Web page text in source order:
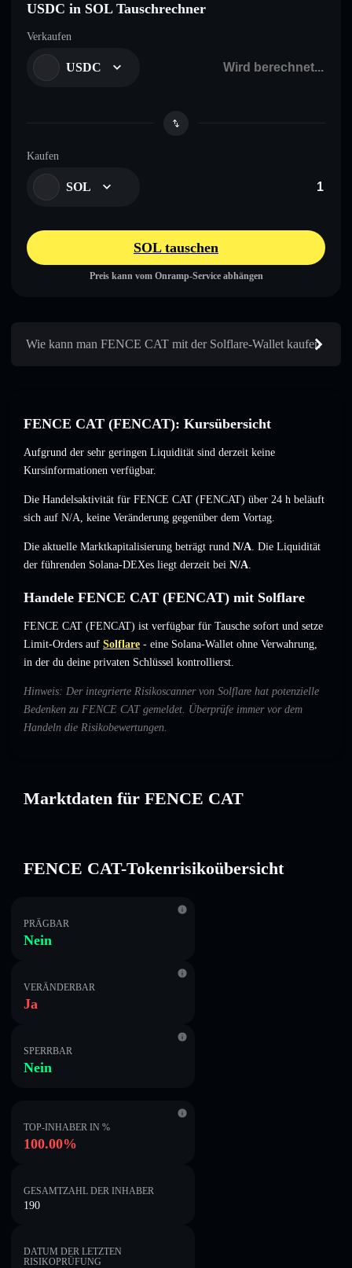
USDC in SOL Tauschrechner
Verkaufen
USDC
Kaufen
SOL
SOL tauschen
Preis kann vom Onramp-Service abhängen
Wie kann man FENCE CAT mit der Solflare-Wallet kaufen
FENCE CAT (FENCAT): Kursübersicht
Aufgrund der sehr geringen Liquidität sind derzeit keine
Kursinformationen verfügbar.
Die Handelsaktivität für FENCE CAT (FENCAT) über 24 h beläuft
sich auf N/A, keine Veränderung gegenüber dem Vortag.
Die aktuelle Marktkapitalisierung beträgt rund N/A. Die Liquidität
der führenden Solana-DEXes liegt derzeit bei N/A.
Handele FENCE CAT (FENCAT) mit Solflare
FENCE CAT (FENCAT) ist verfügbar für Tausche sofort und setze
Limit-Orders auf Solflare - eine Solana-Wallet ohne Verwahrung,
in der du deine privaten Schlüssel kontrollierst.
Hinweis: Der integrierte Risikoscanner von Solflare hat potenzielle
Bedenken zu FENCE CAT gemeldet. Überprüfe immer vor dem
Handeln die Risikobewertungen.
Marktdaten für FENCE CAT
FENCE CAT-Tokenrisikoübersicht
PRÄGBAR
Nein
VERÄNDERBAR
Ja
SPERRBAR
Nein
TOP-INHABER IN %
100.00%
GESAMTZAHL DER INHABER
190
DATUM DER LETZTEN
RISIKOPRÜFUNG